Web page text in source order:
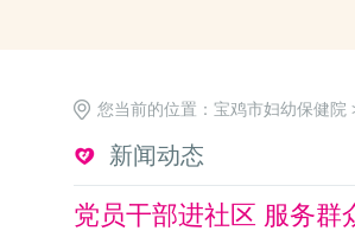
您当前的位置： 宝鸡市妇幼保健院
活动，为社区群众提供健康义诊服务
新闻动态
党员干部进社区 服务